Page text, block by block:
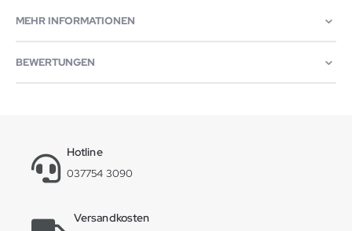
MEHR INFORMATIONEN
BEWERTUNGEN
Hotline
037754 3090
Versandkosten